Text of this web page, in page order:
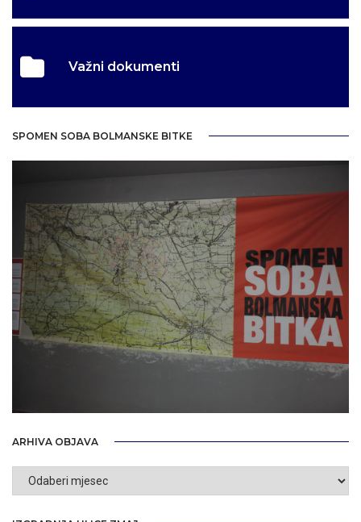
Važni dokumenti
SPOMEN SOBA BOLMANSKE BITKE
ARHIVA OBJAVA
Arhiva
objava